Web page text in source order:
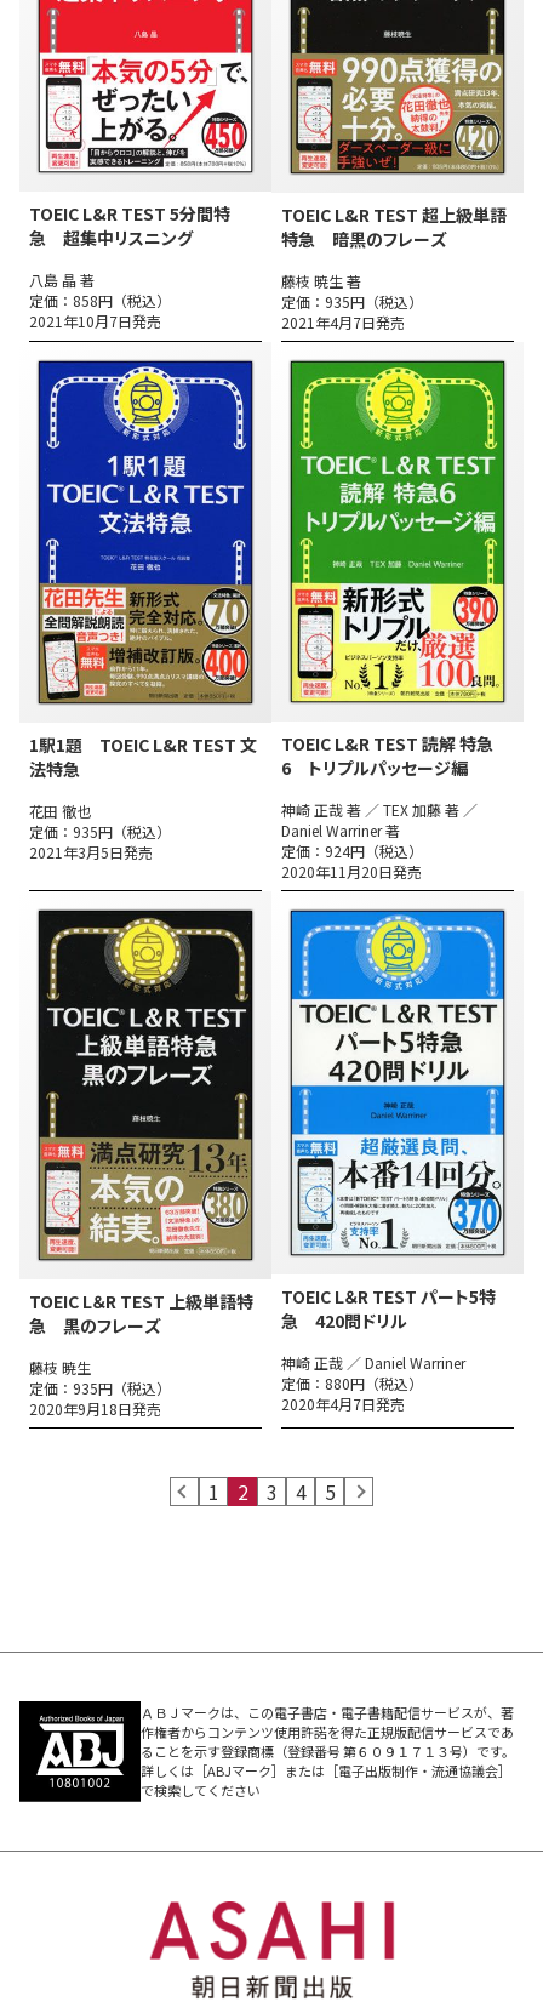
TOEIC L&R TEST 5分間特
急 超集中リスニング
八島 晶 著
定価：858円（税込）
2021年10月7日発売
TOEIC L&R TEST 超上級単語
特急 暗黒のフレーズ
藤枝 暁生 著
定価：935円（税込）
2021年4月7日発売
1駅1題 TOEIC L&R TEST 文
法特急
花田 徹也
定価：935円（税込）
2021年3月5日発売
TOEIC L&R TEST 読解 特急
6 トリプルパッセージ編
神崎 正哉 著 ／ TEX 加藤 著 ／
Daniel Warriner 著
定価：924円（税込）
2020年11月20日発売
TOEIC L＆R TEST 上級単語特
急 黒のフレーズ
藤枝 暁生
定価：935円（税込）
2020年9月18日発売
TOEIC L＆R TEST パート5特
急 420問ドリル
神崎 正哉 ／ Daniel Warriner
定価：880円（税込）
2020年4月7日発売
prev 1 2 3 4 5 next
ＡＢＪマークは、この電子書店・電子書籍配信サービスが、著
作権者からコンテンツ使用許諾を得た正規版配信サービスであ
ることを示す登録商標（登録番号 第６０９１７１３号）です。
詳しくは［ABJマーク］または［電子出版制作・流通協議会］
で検索してください